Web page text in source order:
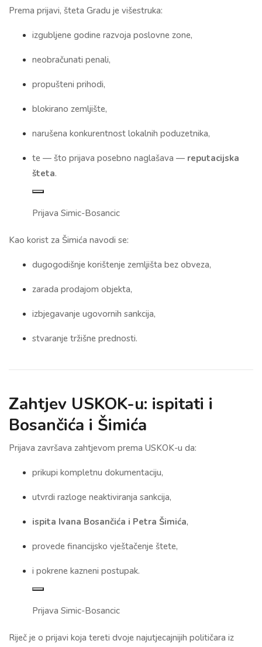
Prema prijavi, šteta Gradu je višestruka:
izgubljene godine razvoja poslovne zone,
neobračunati penali,
propušteni prihodi,
blokirano zemljište,
narušena konkurentnost lokalnih poduzetnika,
te — što prijava posebno naglašava — reputacijska
šteta.
Prijava Simic-Bosancic
Kao korist za Šimića navodi se:
dugogodišnje korištenje zemljišta bez obveza,
zarada prodajom objekta,
izbjegavanje ugovornih sankcija,
stvaranje tržišne prednosti.
Zahtjev USKOK-u: ispitati i
Bosančića i Šimića
Prijava završava zahtjevom prema USKOK-u da:
prikupi kompletnu dokumentaciju,
utvrdi razloge neaktiviranja sankcija,
ispita Ivana Bosančića i Petra Šimića,
provede financijsko vještačenje štete,
i pokrene kazneni postupak.
Prijava Simic-Bosancic
Riječ je o prijavi koja tereti dvoje najutjecajnijih političara iz